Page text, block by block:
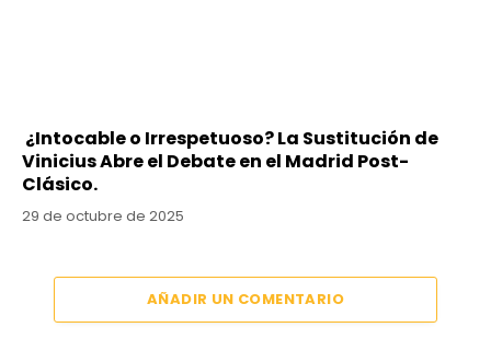
¿Intocable o Irrespetuoso? La Sustitución de
Vinicius Abre el Debate en el Madrid Post-
Clásico.
29 de octubre de 2025
AÑADIR UN COMENTARIO